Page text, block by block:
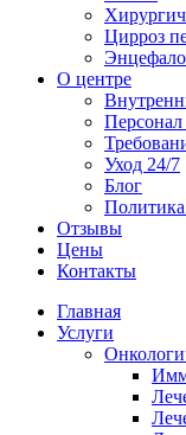
Цирроз
О центре
Персонал
Уход 24/7
Блог
Отзывы
Цены
Контакты
Главная
Услуги